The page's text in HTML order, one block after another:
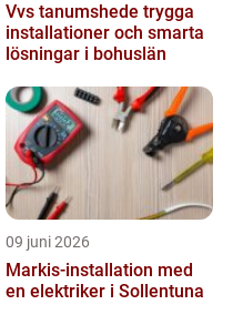
Vvs tanumshede trygga
installationer och smarta
lösningar i bohuslän
09 juni 2026
Markis-installation med
en elektriker i Sollentuna